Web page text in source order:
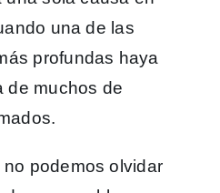
una de las
profundas haya
de muchos de
podemos olvidar